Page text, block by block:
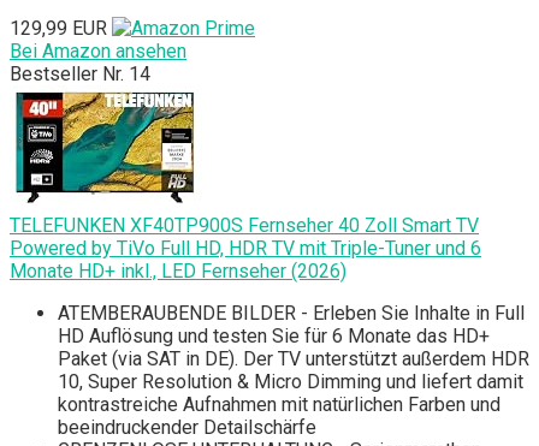
129,99 EUR
Bei Amazon ansehen
Bestseller Nr. 14
TELEFUNKEN XF40TP900S Fernseher 40 Zoll Smart TV
Powered by TiVo Full HD, HDR TV mit Triple-Tuner und 6
Monate HD+ inkl., LED Fernseher (2026)
ATEMBERAUBENDE BILDER - Erleben Sie Inhalte in Full
HD Auflösung und testen Sie für 6 Monate das HD+
Paket (via SAT in DE). Der TV unterstützt außerdem HDR
10, Super Resolution & Micro Dimming und liefert damit
kontrastreiche Aufnahmen mit natürlichen Farben und
beeindruckender Detailschärfe